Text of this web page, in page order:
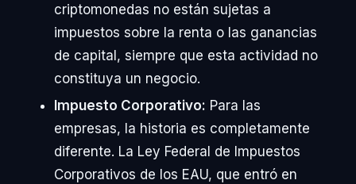
criptomonedas no están sujetas a
impuestos sobre la renta o las ganancias
de capital, siempre que esta actividad no
constituya un negocio.
Impuesto Corporativo: Para las
empresas, la historia es completamente
diferente. La Ley Federal de Impuestos
Corporativos de los EAU, que entró en